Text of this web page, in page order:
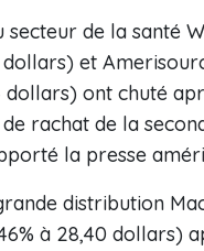
secteur de la santé
dollars) et
dollars) ont chuté
rachat de la
la presse
distribution
à 28,40 dollars)